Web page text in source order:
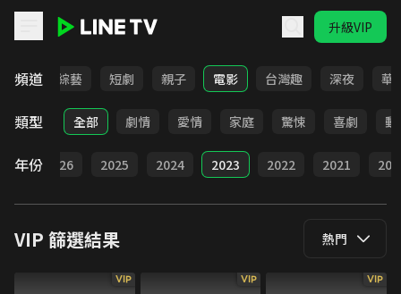
升級VIP
頻道
動畫 綜藝 短劇 親子 電影 台灣趣 深夜 華
類型 全部 劇情 愛情 家庭 驚悚 喜劇 動
年份
部 2026 2025 2024 2023 2022 2021
VIP 篩選結果 熱門
VIP VIP VIP